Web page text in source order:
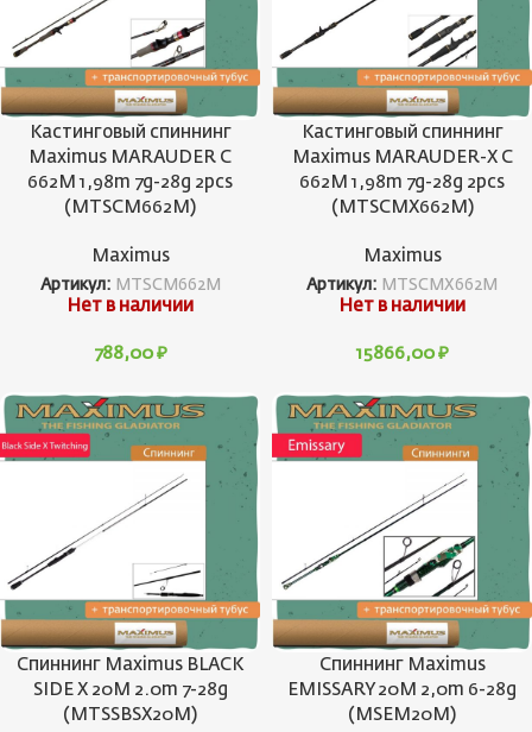
Кастинговый спиннинг
Maximus MARAUDER С
662M 1,98m 7g-28g 2pcs
(MTSCM662M)
Maximus
Артикул: MTSCM662M
Нет в наличии
788,00 ₽
Кастинговый спиннинг
Maximus MARAUDER-X С
662M 1,98m 7g-28g 2pcs
(MTSCMX662M)
Maximus
Артикул: MTSCMX662M
Нет в наличии
15866,00 ₽
Спиннинг Maximus BLACK
SIDE X 20M 2.0m 7-28g
(MTSSBSX20M)
Спиннинг Maximus
EMISSARY 20M 2,0m 6-28g
(MSEM20M)